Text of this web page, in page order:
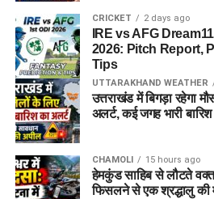
महत्वपूर्ण सूचना:
योग्यता से जुड़ी
जानकारी के लिए
से पहले विभाग द्वारा
आधिकारिक विस्तृत
(Detailed
को ध्यानपूर्वक
CRICKET 2 days ago
IRE vs AFG
2026: Pitch Report,
Tips
UTTARAKHAND WEATHER
उत्तराखंड में बिगड़ा रहेगा
अलर्ट, कई जगह भारी
CHAMOLI 15 hours ago
हेमकुंड साहिब से लौटते
फिसलने से एक श्रद्धालु की